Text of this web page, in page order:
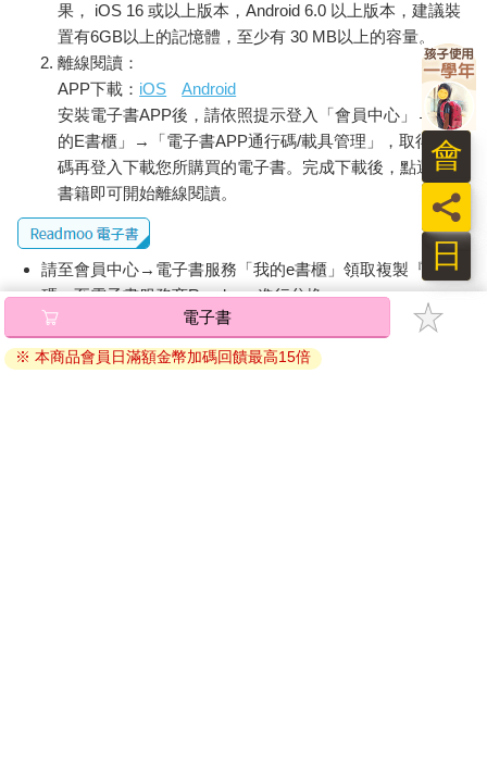
果， iOS 16 或以上版本，Android 6.0 以上版本，建議裝
置有6GB以上的記憶體，至少有 30 MB以上的容量。
離線閱讀：
APP下載： iOS
Android
安裝電子書APP後，請依照提示登入「會員中心」→「我
的E書櫃」→「電子書APP通行碼/載具管理」，取得通行
碼再登入下載您所購買的電子書。完成下載後，點選任一
書籍即可開始離線閱讀。
請至會員中心→電子書服務「我的e書櫃」領取複製『兌換
碼』至電子書服務商Readmoo進行兌換。
退換貨須知：
因版權保護，您在金石堂所購買的電子書僅能以金石堂專屬
電子書
※ 本商品會員日滿額金幣加碼回饋最高15倍
日
員
會